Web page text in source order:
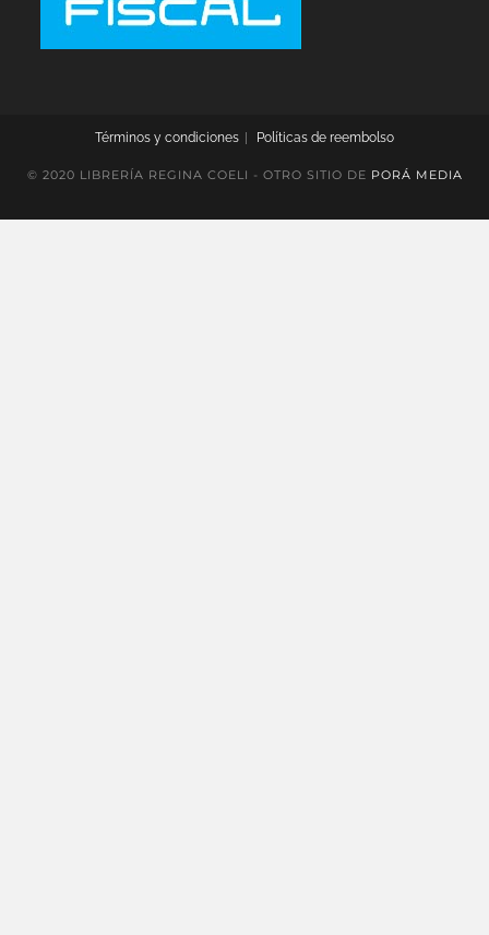
Términos y condiciones Políticas de reembolso
© 2020 LIBRERÍA REGINA COELI - OTRO SITIO DE PORÁ MEDIA